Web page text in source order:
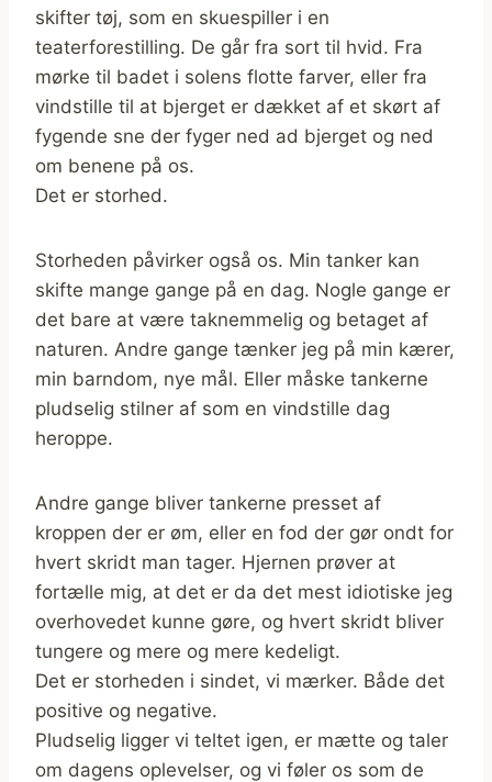
skifter tøj, som en skuespiller i en
teaterforestilling. De går fra sort til hvid. Fra
mørke til badet i solens flotte farver, eller fra
vindstille til at bjerget er dækket af et skørt af
fygende sne der fyger ned ad bjerget og ned
om benene på os.
Det er storhed.
Storheden påvirker også os. Min tanker kan
skifte mange gange på en dag. Nogle gange er
det bare at være taknemmelig og betaget af
naturen. Andre gange tænker jeg på min kærer,
min barndom, nye mål. Eller måske tankerne
pludselig stilner af som en vindstille dag
heroppe.
Andre gange bliver tankerne presset af
kroppen der er øm, eller en fod der gør ondt for
hvert skridt man tager. Hjernen prøver at
fortælle mig, at det er da det mest idiotiske jeg
overhovedet kunne gøre, og hvert skridt bliver
tungere og mere og mere kedeligt.
Det er storheden i sindet, vi mærker. Både det
positive og negative.
Pludselig ligger vi teltet igen, er mætte og taler
om dagens oplevelser, og vi føler os som de